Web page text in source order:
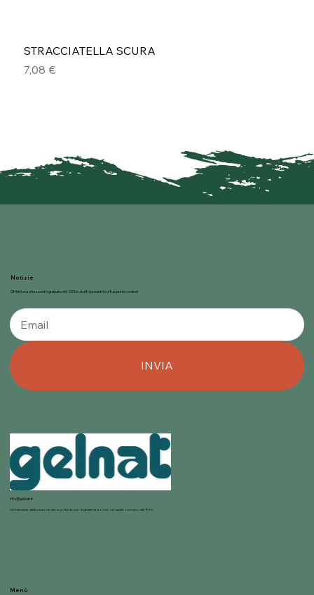
STRACCIATELLA SCURA
Prezzo
7,08 €
Notizie
Ottieni ora uno sconto gratuito del 20% su tutti i prodotti sul tuo primo ordine!
INVIA
info@gelnat.it
Gelnat nasce dalla passione dei suoi titolari per la gelateria, mondo nel quale operano dal 1950.
Menù